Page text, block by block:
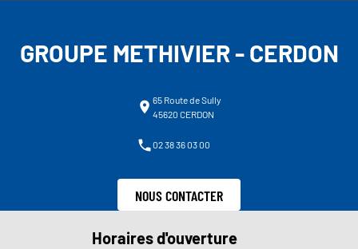
GROUPE METHIVIER - CERDON
65 Route de Sully
45620 CERDON
02 38 36 03 00
NOUS CONTACTER
Horaires d'ouverture